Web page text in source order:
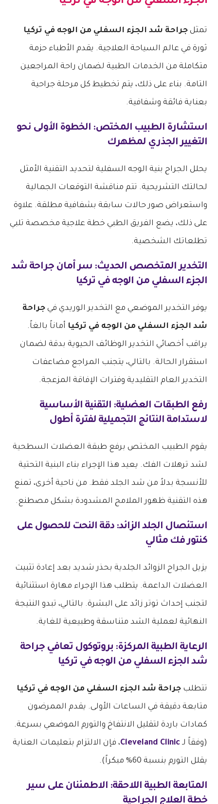
تمثلجراحة شد الجزء السفلي من الوجه في تركيا
ثورة في عالم السياحة العلاجية. يقدم الأطباء حزمة
متكاملة من الخدمات الطبية لضمان راحة المراجعين
التامة. بناء على ذلك، يتم تخطيط كل مرحلة جراحية
بعناية فائقة وشفافية.
استشارة الطبيب المختص: الخطوة الأولى نحو
التغيير الجذري لمظهرك
يحلل الجراح بنية الوجه السفلية لتحديد التقنية الأمثل
لحالتك التشريحية. تتم مناقشة التوقعات الجمالية
واستعراض صور حالات سابقة بشفافية مطلقة. علاوة
على ذلك، يضع الفريق الطبي خطة علاجية مخصصة تلبي
تطلعاتك الشخصية.
التخدير المتخصص الحديث: سر أمانجراحة شد
الجزء السفلي من الوجه في تركيا
يوفر التخدير الموضعي مع التخدير الوريدي فيجراحة
شد الجزء السفلي من الوجه في تركيا أماناً بالغاً.
يراقب أخصائي التخدير الوظائف الحيوية بدقة لضمان
استقرار الحالة. بالتالي، يتجنب المراجع مضاعفات
التخدير العام التقليدية وفترات الإفاقة المزعجة.
رفع الطبقات العضلية: التقنية الأساسية
لاستدامة النتائج التجميلية لفترة أطول
يقوم الطبيب المختص برفع طبقة العضلات السطحية
لشد ترهلات الفك. يعيد هذا الإجراء بناء البنية التحتية
للأنسجة بدلاً من شد الجلد فقط. من ناحية أخرى، تمنع
هذه التقنية ظهور الملامح المشدودة بشكل مصطنع.
استئصال الجلد الزائد: دقة النحت للحصول على
كنتور فك مثالي
يزيل الجراح الزوائد الجلدية بحذر شديد بعد إعادة تثبيت
العضلات الداعمة. يتطلب هذا الإجراء مهارة استثنائية
لتجنب إحداث توتر زائد على البشرة. بالتالي، تبدو النتيجة
النهائية لعملية الشد متناسقة وطبيعية للغاية.
الرعاية الطبية المركزة: بروتوكول تعافيجراحة
شد الجزء السفلي من الوجه في تركيا
تتطلبجراحة شد الجزء السفلي من الوجه في تركيا
متابعة دقيقة في الساعات الأولى. يقدم الممرضون
كمادات باردة لتقليل الانتفاخ والتورم الموضعي بسرعة.
(وفقاً لـCleveland Clinic، فإن الالتزام بتعليمات العناية
يقلل التورم بنسبة 60% مبكراً).
المتابعة الطبية اللاحقة: الاطمئنان على سير
خطة العلاج الجراحية